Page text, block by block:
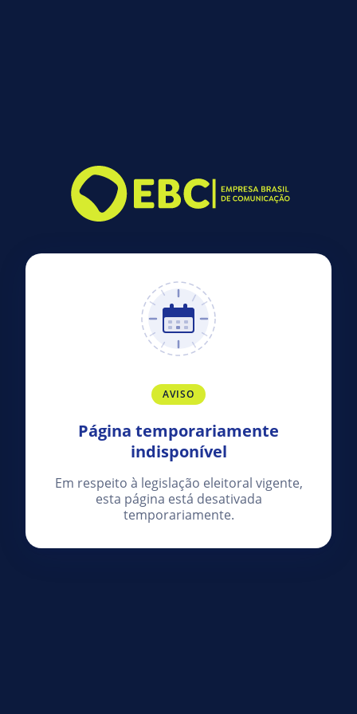
AVISO
Página temporariamente
indisponível
Em respeito à legislação eleitoral vigente,
esta página está desativada
temporariamente.